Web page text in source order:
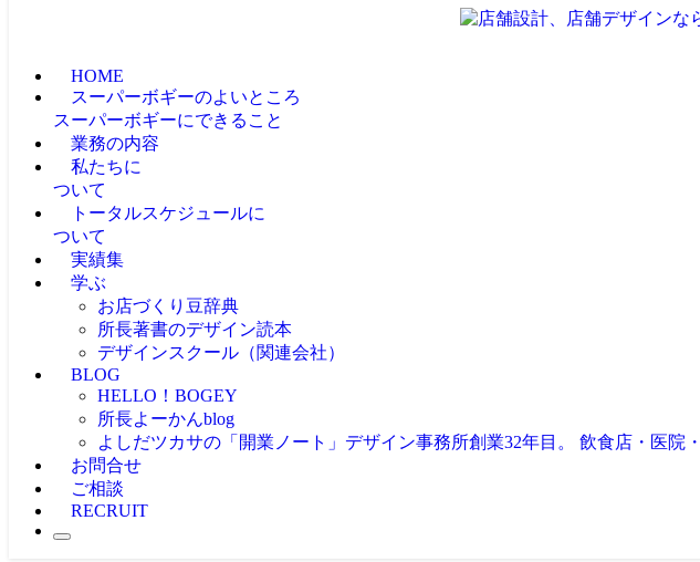
HOME
スーパーボギーのよいところ
スーパーボギーにできること
業務の内容
私たちに
ついて
トータルスケジュールに
ついて
実績集
学ぶ
お店づくり豆辞典
所長著書のデザイン読本
デザインスクール（関連会社）
BLOG
HELLO！BOGEY
所長よーかんblog
よしだツカサの「開業ノート」 デザイン事務所創業32年目。 飲食店・医院
お問合せ
ご相談
RECRUIT